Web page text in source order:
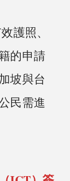
護照、
的申請
坡與台
民需進